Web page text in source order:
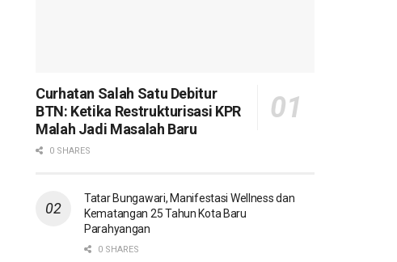
Curhatan Salah Satu Debitur
BTN: Ketika Restrukturisasi KPR
Malah Jadi Masalah Baru
0 SHARES
Tatar Bungawari, Manifestasi Wellness dan
Kematangan 25 Tahun Kota Baru
Parahyangan
0 SHARES